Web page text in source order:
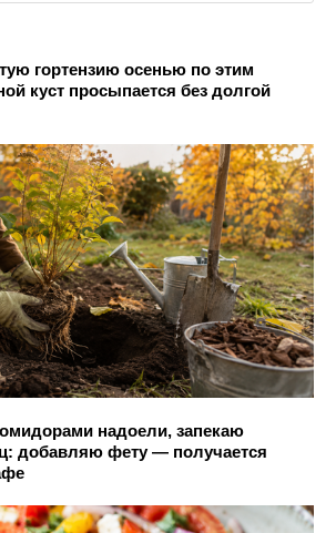
гортензию осенью по этим
куст просыпается без долгой
надоели, запекаю
добавляю фету — получается